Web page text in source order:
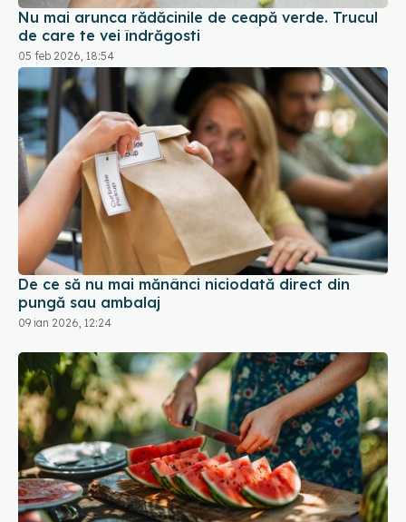
Nu mai arunca rădăcinile de ceapă verde. Trucul
de care te vei îndrăgosti
05 feb 2026, 18:54
De ce să nu mai mănânci niciodată direct din
pungă sau ambalaj
09 ian 2026, 12:24